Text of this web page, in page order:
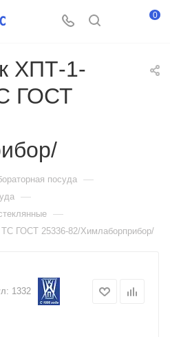
0
ХПТ-1-
ГОСТ
посуда —
—
—
ГОСТ 25336-82/Химлаборприбор/
1332